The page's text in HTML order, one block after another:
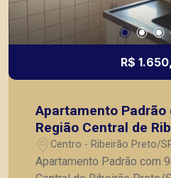
R$
Apartamento Padrão
Região Central de
Centro - Ribeirão Preto/
Apartamento Padrão com